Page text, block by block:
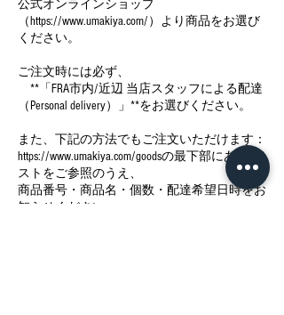
公式オンラインショップ
（https://www.umakiya.com/）より商品をお選び
ください。
ご注文時には必ず、
**「FRA市内/近辺 当店スタッフによる配達
（Personal delivery）」**をお選びください。
また、下記の方法でもご注文いただけます：
https://www.umakiya.com/goodsの最下部にあるリ
ストをご参照のうえ、
商品番号・商品名・個数・配達希望日時をお
知らせください。